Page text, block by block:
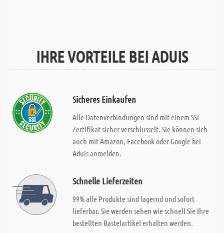
IHRE VORTEILE BEI ADUIS
Sicheres Einkaufen
Alle Datenverbindungen sind mit einem SSL -
Zertifikat sicher verschlusselt. Sie können sich
auch mit Amazon, Facebook oder Google bei
Aduis anmelden.
Schnelle Lieferzeiten
99% alle Produkte sind lagernd und sofort
lieferbar. Sie werden sehen wie schnell Sie Ihre
bestellten Bastelartikel erhalten werden.